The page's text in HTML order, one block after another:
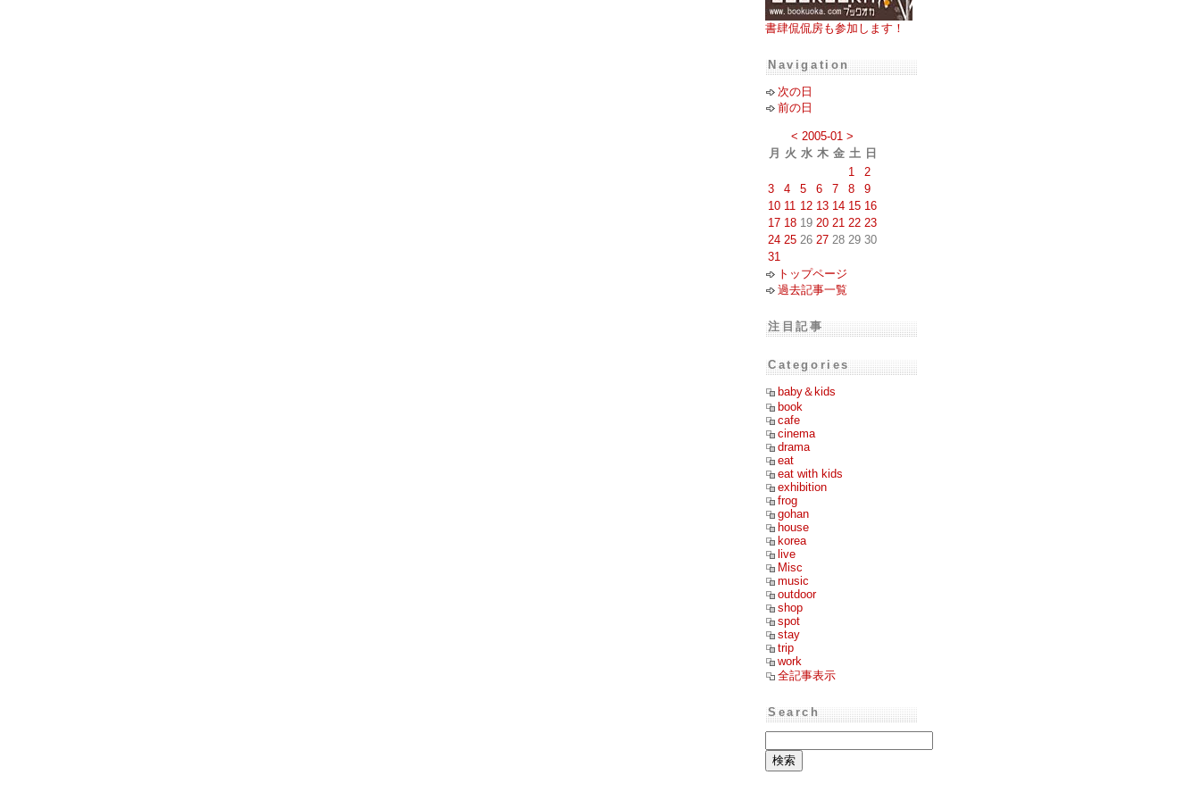
書肆侃侃房も参加します！
Navigation
次の日
前の日
< 2005-01 >
月
火 水 木 金 土 日
1
2
3
4 5 6 7 8
9
10 11 12 13 14 15 16
17 18 19 20 21 22 23
24 25 26 27 28 29 30
31
トップページ
過去記事一覧
注目記事
Categories
baby＆kids
book
cafe
cinema
drama
eat
eat with kids
exhibition
frog
gohan
house
korea
live
Misc
music
outdoor
shop
spot
stay
trip
work
全記事表示
Search